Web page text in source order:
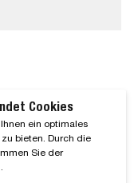
Cookies
ein optimales
bieten. Durch die
Sie der